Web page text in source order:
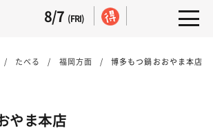
8/7 (FRI)
たべる 福岡方面 博多もつ鍋おおやま本店
やま本店